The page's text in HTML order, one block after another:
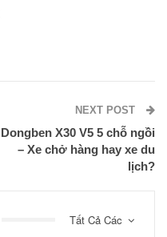
NEXT POST
Dongben X30 V5 5 chỗ ngồi
– Xe chở hàng hay xe du
lịch?
Tất Cả Các